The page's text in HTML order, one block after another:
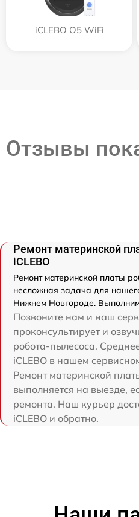
iCLEBO O5 WiFi
Отзывы
Ремонт материнской
iCLEBO
Ремонт материнской платы
несложная задача для
Нижнем Новгороде.
Позвоните нам и наш
проконсультирует и
робота-пылесоса.
iCLEBO в нашем
Ремонт материнской
выполняется на выезде,
ремонта. Наш курьер
iCLEBO и обратно.